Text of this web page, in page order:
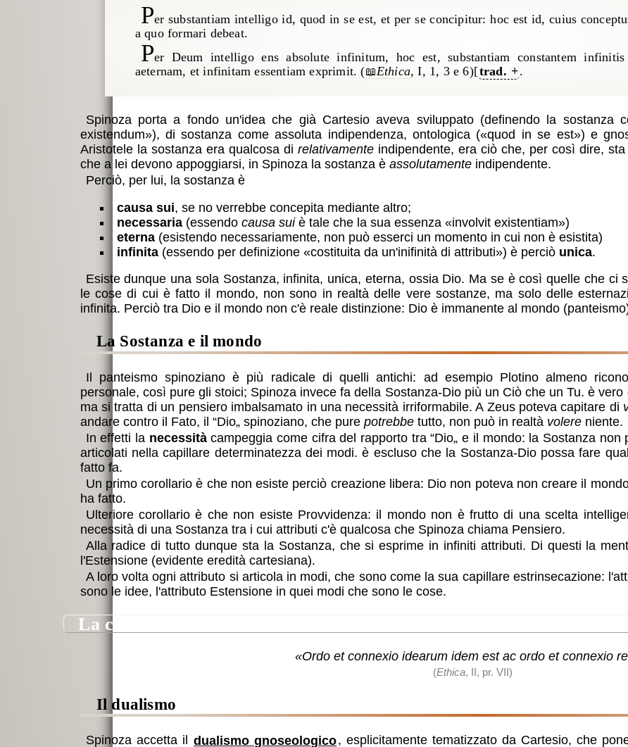
Per substantiam intelligo id, quod in se est, et per se concipitur: hoc est id, cuius
a quo formari debeat.
Per Deum intelligo ens absolute infinitum, hoc est, substantiam constantem infinitis
aeternam, et infinitam essentiam exprimit. (
Ethica, I, 1, 3 e 6)[trad. .
Spinoza porta a fondo un'idea che già Cartesio aveva sviluppato (definendo la sostanza
existendum ), di sostanza come assoluta indipendenza, ontologica ( quod in se est ) e
Aristotele la sostanza era qualcosa di relativamenteindipendente, era ciò che, per così dire,
che a lei devono appoggiarsi, in Spinoza la sostanza è assolutamenteindipendente.
Perciò, per lui, la sostanza è
causa sui, se no verrebbe concepita mediante altro;
necessaria(essendo causa suiè tale che la sua essenza involvit existentiam )
eterna(esistendo necessariamente, non può esserci un momento in cui non è esistita)
infinita(essendo per definizione costituita da un'inifinità di attributi ) è perciò unica.
Esiste dunque una sola Sostanza, infinita, unica, eterna, ossia Dio. Ma se è così quelle che ci
le cose di cui è fatto il mondo, non sono in realtà delle vere sostanze, ma solo delle
infinita. Perciò tra Dio e il mondo non c'è reale distinzione: Dio è immanente al mondo
la Sostanza e il mondo
Il panteismo spinoziano è più radicale di quelli antichi: ad esempio Plotino almeno
personale, così pure gli stoici; Spinoza invece fa della Sostanza-Dio più un Ciò che un Tu. è
ma si tratta di un pensiero imbalsamato in una necessità irriformabile. A Zeus poteva capitare di
andare contro il Fato, il “Dio„ spinoziano, che pure potrebbetutto, non può in realtà volereniente.
In effetti la necessitàcampeggia come cifra del rapporto tra “Dio„ e il mondo: la Sostanza
articolati nella capillare determinatezza dei modi. è escluso che la Sostanza-Dio possa fare
fatto fa.
Un primo corollario è che non esiste perciò creazione libera: Dio non poteva non creare il
ha fatto.
Ulteriore corollario è che non esiste Provvidenza: il mondo non è frutto di una scelta
necessità di una Sostanza tra i cui attributi c'è qualcosa che Spinoza chiama Pensiero.
Alla radice di tutto dunque sta la Sostanza, che si esprime in infiniti attributi. Di questi la
l'Estensione (evidente eredità cartesiana).
A loro volta ogni attributo si articola in modi, che sono come la sua capillare estrinsecazione:
sono le idee, l'attributo Estensione in quei modi che sono le cose.
la conoscenza
«Ordo et connexio idearum idem est ac ordo et connexio
(Ethica, II, pr. VII)
il dualismo
Spinoza accetta il dualismo gnoseologico, esplicitamente tematizzato da Cartesio, che